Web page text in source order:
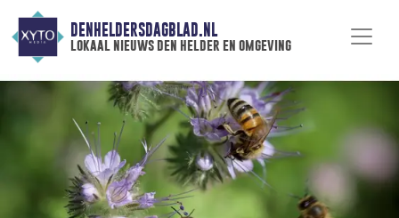
DENHELDERSDAGBLAD.NL
lokaal nieuws den helder en omgeving